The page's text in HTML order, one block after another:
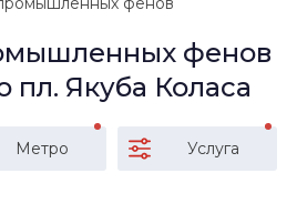
фенов
пл. Якуба Коласа
Метро Услуга